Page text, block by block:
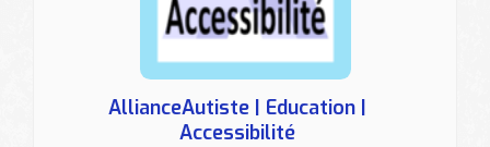
AllianceAutiste | Education |
Accessibilité